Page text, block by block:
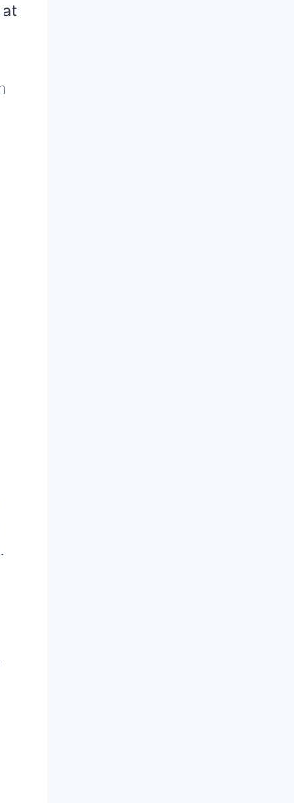
at